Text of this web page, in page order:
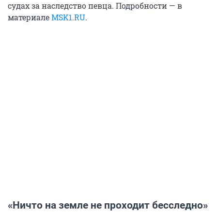
судах за наследство певца. Подробности — в
материалеMSK1.RU.
«Ничто на земле не проходит бесследно»